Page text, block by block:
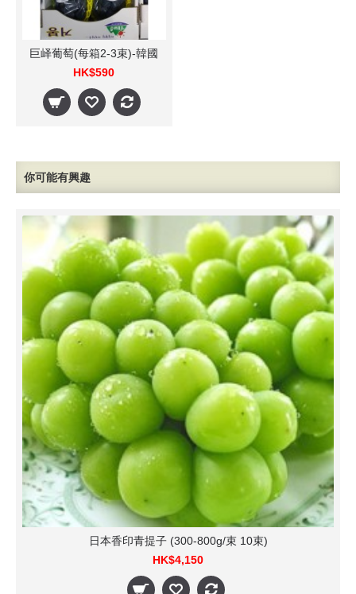
巨峄葡萄(每箱2-3束)-韓國
HK$590
你可能有興趣
日本香印青提子 (300-800g/束 10束)
HK$4,150